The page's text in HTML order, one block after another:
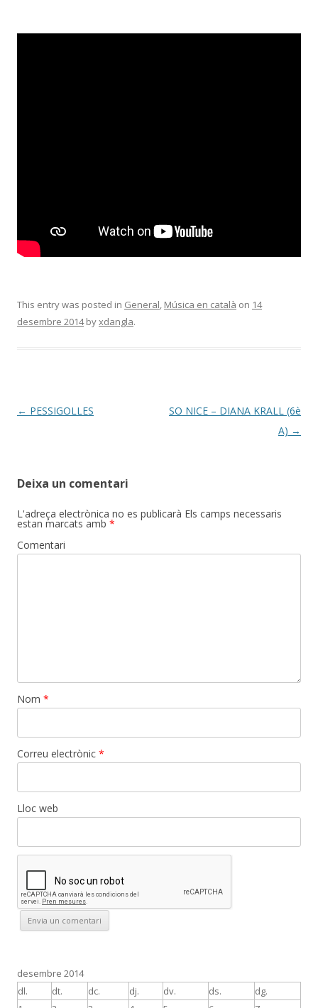
This entry was posted in General Música en català on 14
desembre 2014byxdangla.
Post
← PESSIGOLLES
SO NICE – DIANA KRALL (6è
A) →
Deixa un comentari
L'adreça electrònica no es publicarà Els camps necessaris
estan marcats amb *
Comentari
Nom *
Correu electrònic *
Lloc web
desembre 2014
dl.
dt. dc. dj. dv. ds. dg.